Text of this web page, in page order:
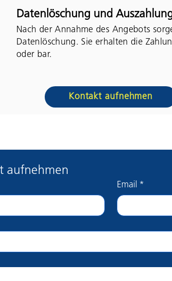
Datenlöschung und
Nach der Annahme des Angebots
Datenlöschung. Sie erhalten die
oder bar.
Kontakt aufnehmen
aufnehmen
Email *